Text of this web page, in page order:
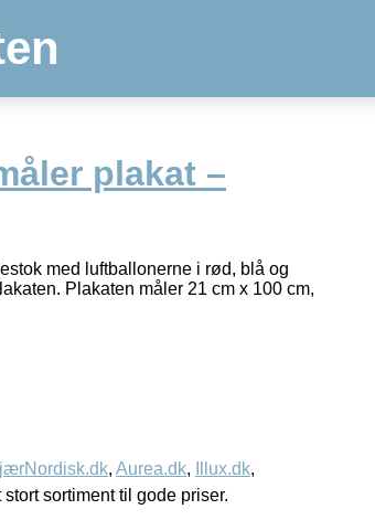
plakat –
med luftballonerne i rød, blå og
Plakaten måler 21 cm x 100 cm,
, Aurea.dk, Illux.dk,
sortiment til gode priser.